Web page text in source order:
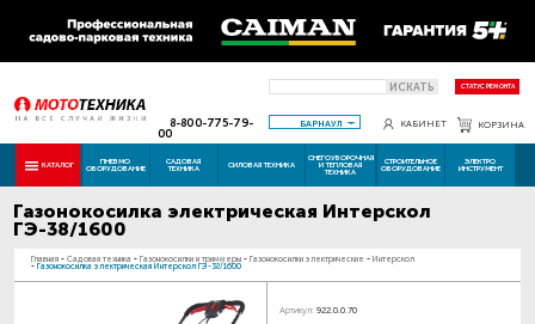
ИСКАТЬ СТАТУС РЕМОНТА
8-800-775-79-
00
БАРНАУЛ КАБИНЕТ КОРЗИНА
КАТАЛОГ ПНЕВМО
ОБОРУДОВАНИЕ
САДОВАЯ
ТЕХНИКА СИЛОВАЯ ТЕХНИКА
СНЕГОУБОРОЧНАЯ
И ТЕПЛОВАЯ
ТЕХНИКА
СТРОИТЕЛЬНОЕ
ОБОРУДОВАНИЕ
ЭЛЕКТРО
ИНСТРУМЕНТ
Газонокосилка электрическая Интерскол
ГЭ-38/1600
Главная - Садовая техника - Газонокосилки и триммеры - Газонокосилки электрические - Интерскол
- Газонокосилка электрическая Интерскол ГЭ-38/1600
Артикул: 922.0.0.70